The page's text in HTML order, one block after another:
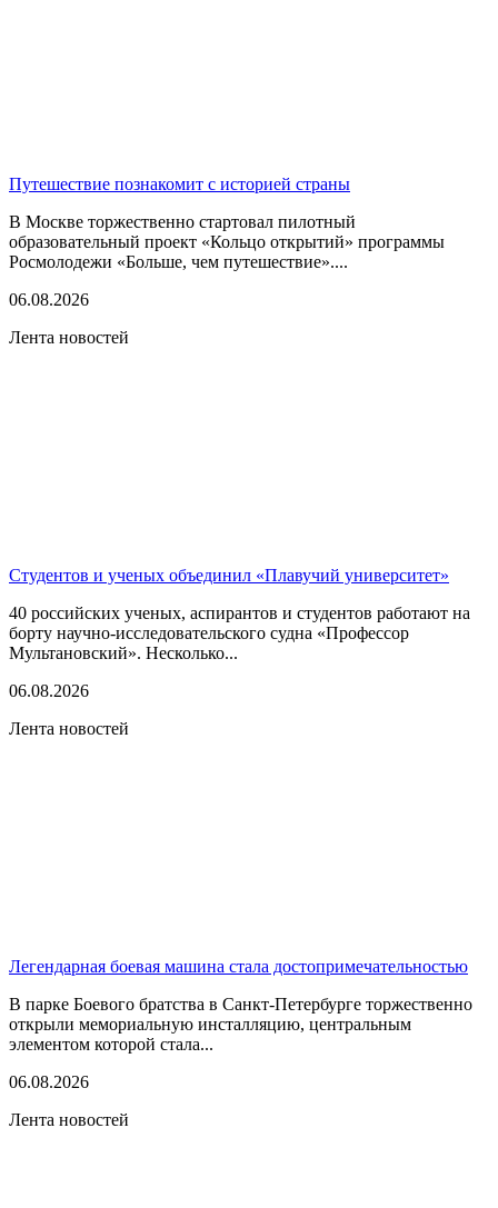
Путешествие познакомит с историей страны
В Москве торжественно стартовал пилотный
образовательный проект «Кольцо открытий» программы
Росмолодежи «Больше, чем путешествие»....
06.08.2026
Лента новостей
Студентов и ученых объединил «Плавучий университет»
40 российских ученых, аспирантов и студентов работают на
борту научно-исследовательского судна «Профессор
Мультановский». Несколько...
06.08.2026
Лента новостей
Легендарная боевая машина стала достопримечательностью
В парке Боевого братства в Санкт-Петербурге торжественно
открыли мемориальную инсталляцию, центральным
элементом которой стала...
06.08.2026
Лента новостей